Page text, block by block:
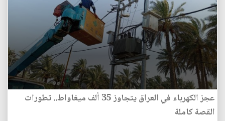
عجز الكهرباء في العراق يتجاوز 35 ألف ميغاواط.. تطورات
القصة كاملة